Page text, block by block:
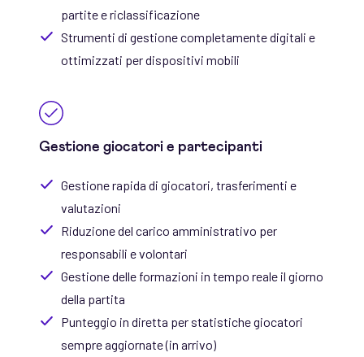
partite e riclassificazione
Strumenti di gestione completamente digitali e
ottimizzati per dispositivi mobili
Gestione giocatori e partecipanti
Gestione rapida di giocatori, trasferimenti e
valutazioni
Riduzione del carico amministrativo per
responsabili e volontari
Gestione delle formazioni in tempo reale il giorno
della partita
Punteggio in diretta per statistiche giocatori
sempre aggiornate (in arrivo)